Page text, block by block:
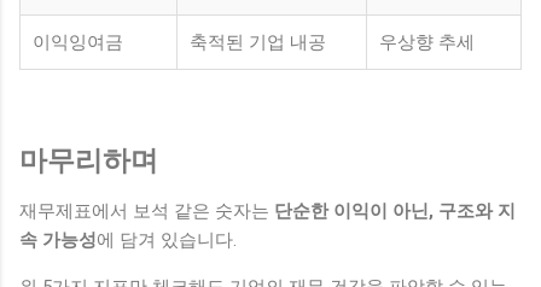
이익잉여금 축적된 기업 내공 우상향 추세
마무리하며
재무제표에서 보석 같은 숫자는 단순한 이익이 아닌, 구조와 지
속 가능성에 담겨 있습니다.